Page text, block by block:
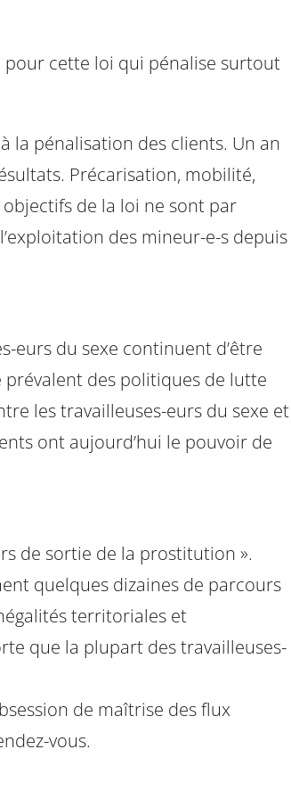
pour cette loi qui pénalise surtout
la pénalisation des clients. Un an
Précarisation, mobilité,
de la loi ne sont par
des mineur-e-s depuis
eurs du sexe continuent d’être
prévalent des politiques de lutte
les travailleuses-eurs du sexe et
ont aujourd’hui le pouvoir de
de sortie de la prostitution ».
quelques dizaines de parcours
territoriales et
que la plupart des travailleuses-
de maîtrise des flux
vous.